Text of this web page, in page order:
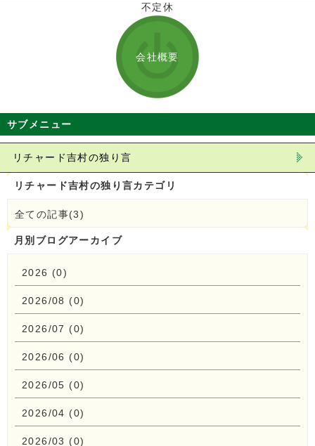
不定休
会社概要
サブメニュー
リチャード吉村の独り言
リチャード吉村の独り言カテゴリ
全ての記事(3)
月別ブログアーカイブ
2026 (0)
2026/08 (0)
2026/07 (0)
2026/06 (0)
2026/05 (0)
2026/04 (0)
2026/03 (0)